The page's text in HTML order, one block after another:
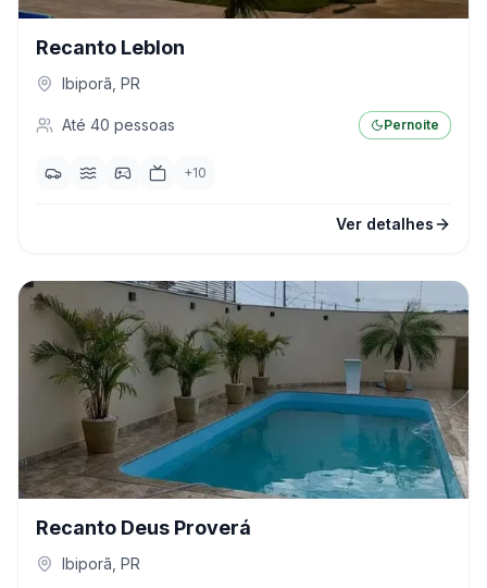
Recanto Leblon
Ibiporã PR
Até 40 pessoas Pernoite
+10
Ver detalhes
Recanto Deus Proverá
Ibiporã PR